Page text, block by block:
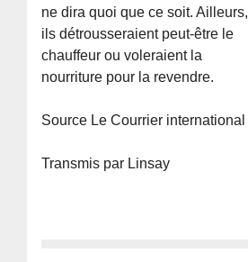
ne dira quoi que ce soit. Ailleurs,
ils détrousseraient peut-être le
chauffeur ou voleraient la
nourriture pour la revendre.
Source Le Courrier international
Transmis par Linsay